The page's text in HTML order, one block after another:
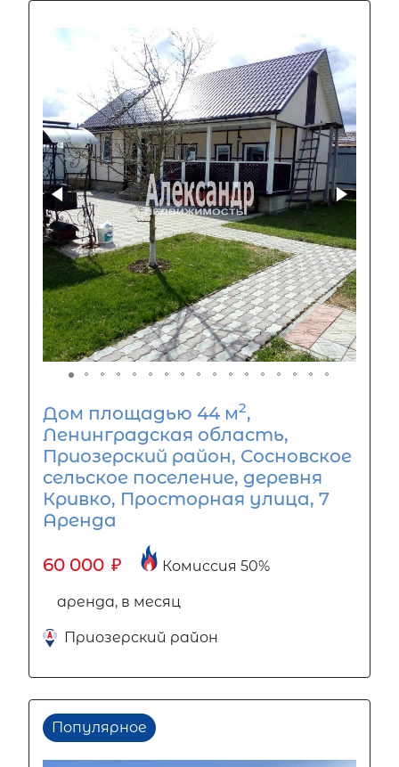
Дом площадью 44 м2,
Ленинградская область,
Приозерский район, Сосновское
сельское поселение, деревня
Кривко, Просторная улица, 7
Аренда
60 000 ₽ Комиссия 50%
аренда, в месяц
Приозерский район
Популярное